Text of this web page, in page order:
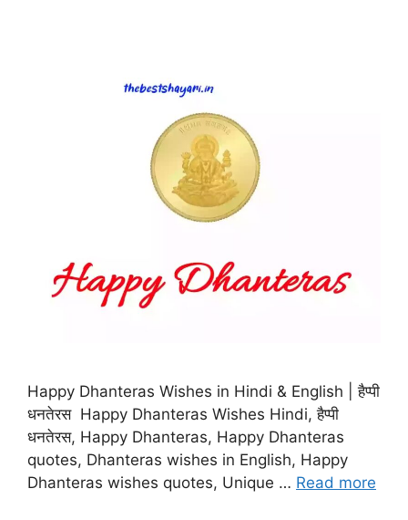
Happy Dhanteras Wishes in Hindi & English | हैप्पी
धनतेरस Happy Dhanteras Wishes Hindi, हैप्पी
धनतेरस, Happy Dhanteras, Happy Dhanteras
quotes, Dhanteras wishes in English, Happy
Dhanteras wishes quotes, Unique … Read more